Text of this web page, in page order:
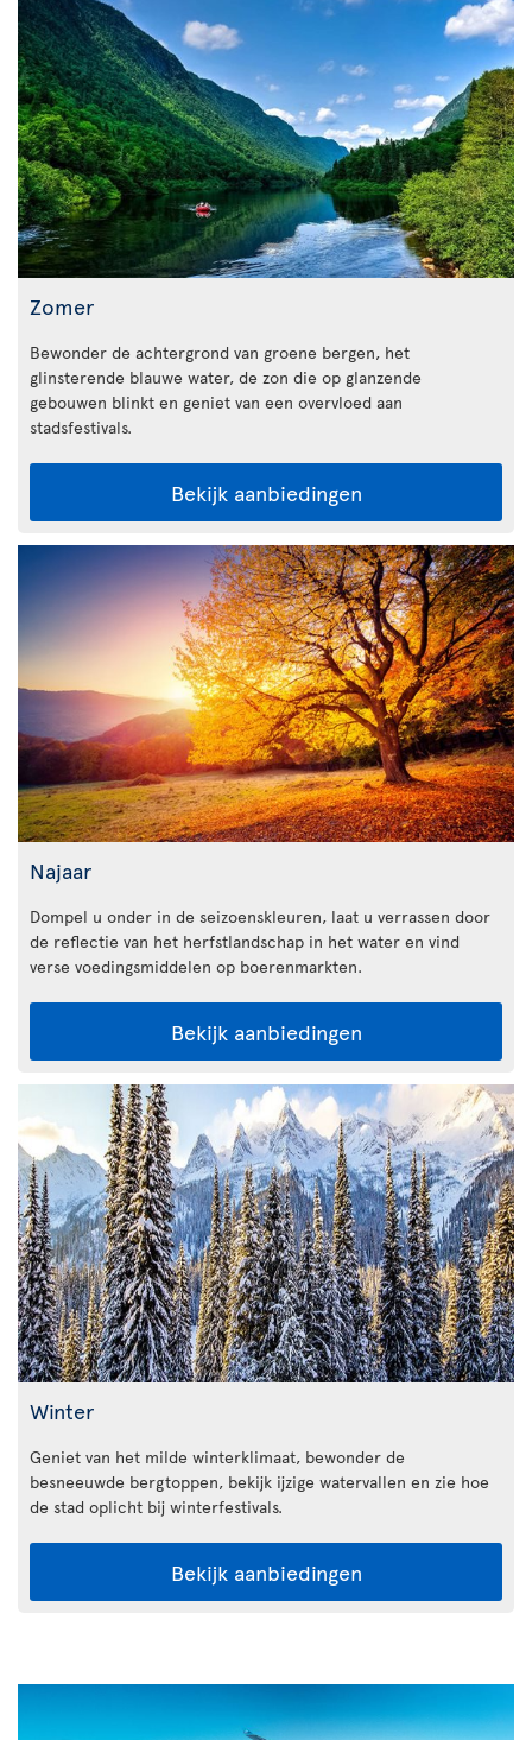
Zomer
Bewonder de achtergrond van groene bergen, het
glinsterende blauwe water, de zon die op glanzende
gebouwen blinkt en geniet van een overvloed aan
stadsfestivals.
Bekijk aanbiedingen
Najaar
Dompel u onder in de seizoenskleuren, laat u verrassen door
de reflectie van het herfstlandschap in het water en vind
verse voedingsmiddelen op boerenmarkten.
Bekijk aanbiedingen
Winter
Geniet van het milde winterklimaat, bewonder de
besneeuwde bergtoppen, bekijk ijzige watervallen en zie hoe
de stad oplicht bij winterfestivals.
Bekijk aanbiedingen